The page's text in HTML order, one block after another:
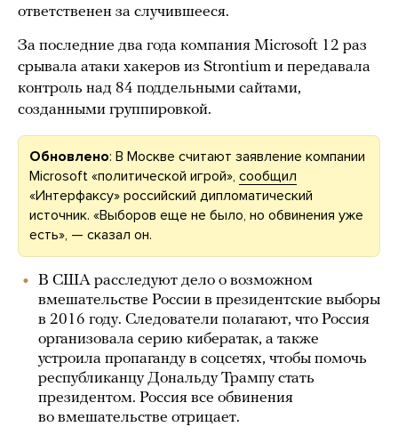
ответственен за случившееся.
За последние два года компания Microsoft 12 раз
срывала атаки хакеров из Strontium и передавала
контроль над 84 поддельными сайтами,
созданными группировкой.
Обновлено: В Москве считают заявление компании
Microsoft «политической игрой», сообщил
«Интерфаксу» российский дипломатический
источник. «Выборов еще не было, но обвинения уже
есть», — сказал он.
В США расследуют дело о возможном
вмешательстве России в президентские выборы
в 2016 году. Следователи полагают, что Россия
организовала серию кибератак, а также
устроила пропаганду в соцсетях, чтобы помочь
республиканцу Дональду Трампу стать
президентом. Россия все обвинения
во вмешательстве отрицает.